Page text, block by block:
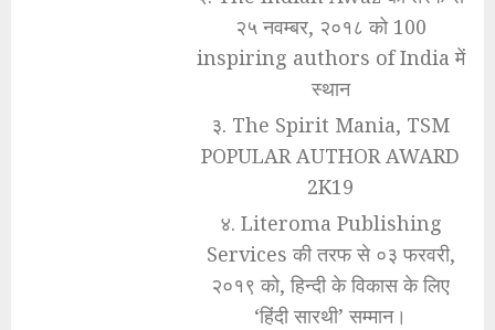
२५ नवम्बर, २०१८ को 100
inspiring authors of India में
स्थान
३. The Spirit Mania, TSM
POPULAR AUTHOR AWARD
2K19
४. Literoma Publishing
Services की तरफ से ०३ फरवरी,
२०१९ को, हिन्दी के विकास के लिए
‘हिंदी सारथी’ सम्मान।